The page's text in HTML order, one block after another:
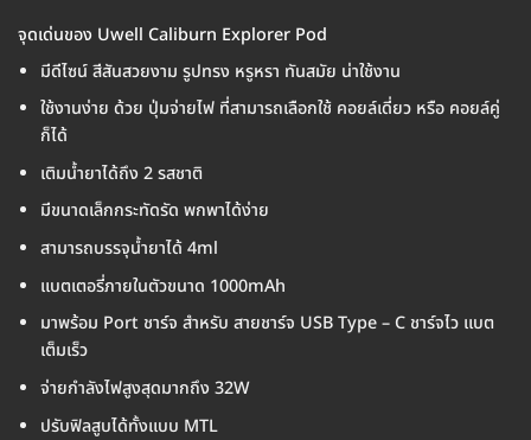
จุดเด่นของ Uwell Caliburn Explorer Pod
มีดีไซน์ สีสันสวยงาม รูปทรง หรูหรา ทันสมัย น่าใช้งาน
ใช้งานง่าย ด้วย ปุ่มจ่ายไฟ ที่สามารถเลือกใช้ คอยล์เดี่ยว หรือ คอยล์คู่
ก็ได้
เติมน้ำยาได้ถึง 2 รสชาติ
มีขนาดเล็กกระทัดรัด พกพาได้ง่าย
สามารถบรรจุน้ำยาได้ 4ml
แบตเตอรี่ภายในตัวขนาด 1000mAh
มาพร้อม Port ชาร์จ สำหรับ สายชาร์จ USB Type – C ชาร์จไว แบต
เต็มเร็ว
จ่ายกำลังไฟสูงสุดมากถึง 32W
ปรับฟิลสูบได้ทั้งแบบ MTL